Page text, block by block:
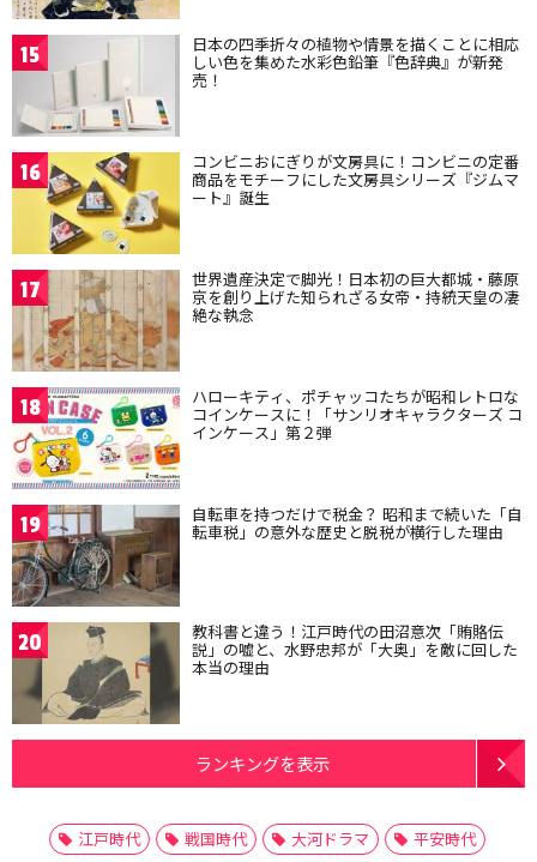
15 日本の四季折々の植物や情景を描くことに相応
しい色を集めた水彩色鉛筆『色辞典』が新発
売！
16 コンビニおにぎりが文房具に！コンビニの定番
商品をモチーフにした文房具シリーズ『ジムマ
ート』誕生
17 世界遺産決定で脚光！日本初の巨大都城・藤原
京を創り上げた知られざる女帝・持統天皇の凄
絶な執念
18 ハローキティ、ポチャッコたちが昭和レトロな
コインケースに！「サンリオキャラクターズ コ
インケース」第２弾
19 自転車を持つだけで税金？ 昭和まで続いた「自
転車税」の意外な歴史と脱税が横行した理由
20 教科書と違う！江戸時代の田沼意次「賄賂伝
説」の嘘と、水野忠邦が「大奥」を敵に回した
本当の理由
ランキングを表示
江戸時代 戦国時代 大河ドラマ
平安時代